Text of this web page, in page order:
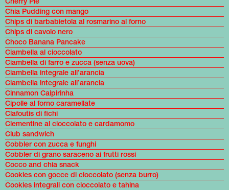
Chia Pudding con mango
Chips di barbabietola al rosmarino al forno
Chips di cavolo nero
Choco Banana Pancake
Ciambella al cioccolato
Ciambella di farro e zucca (senza uova)
Ciambella integrale all’arancia
Ciambella integrale all’arancia
Cinnamon Caipirinha
Cipolle al forno caramellate
Clafoutis di fichi
Clementine al cioccolato e cardamomo
Club sandwich
Cobbler con zucca e funghi
Cobbler di grano saraceno ai frutti rossi
Cocco and chia snack
Cookies con gocce di cioccolato (senza burro)
Cookies integrali con cioccolato e tahina